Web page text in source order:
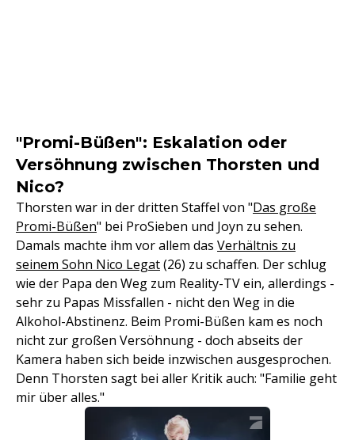
"Promi-Büßen": Eskalation oder
Versöhnung zwischen Thorsten und
Nico?
Thorsten war in der dritten Staffel von "Das große
Promi-Büßen" bei ProSieben und Joyn zu sehen.
Damals machte ihm vor allem das Verhältnis zu
seinem Sohn Nico Legat(26) zu schaffen. Der schlug
wie der Papa den Weg zum Reality-TV ein, allerdings -
sehr zu Papas Missfallen - nicht den Weg in die
Alkohol-Abstinenz. Beim Promi-Büßen kam es noch
nicht zur großen Versöhnung - doch abseits der
Kamera haben sich beide inzwischen ausgesprochen.
Denn Thorsten sagt bei aller Kritik auch: "Familie geht
mir über alles."